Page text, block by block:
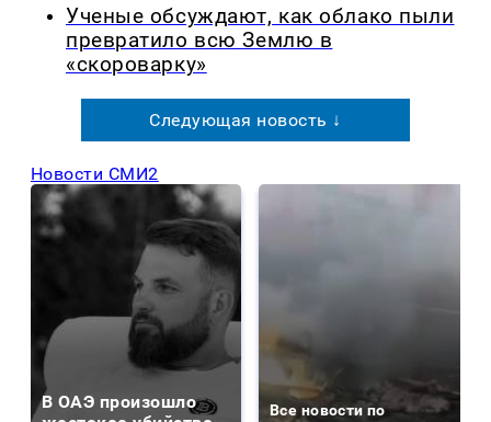
Ученые обсуждают, как облако пыли
превратило всю Землю в
«скороварку»
Следующая новость ↓
Новости СМИ2
В ОАЭ произошло
Все новости по